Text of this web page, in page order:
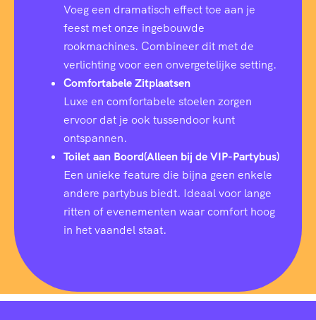
Voeg een dramatisch effect toe aan je
feest met onze ingebouwde
rookmachines. Combineer dit met de
verlichting voor een onvergetelijke setting.
Comfortabele Zitplaatsen
Luxe en comfortabele stoelen zorgen
ervoor dat je ook tussendoor kunt
ontspannen.
Toilet aan Boord(Alleen bij de VIP-Partybus)
Een unieke feature die bijna geen enkele
andere partybus biedt. Ideaal voor lange
ritten of evenementen waar comfort hoog
in het vaandel staat.